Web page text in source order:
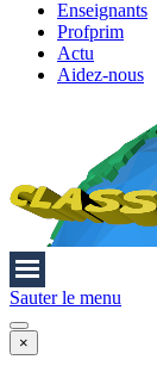
Enseignants
Profprim
Actu
Aidez-nous
Sauter le menu
×